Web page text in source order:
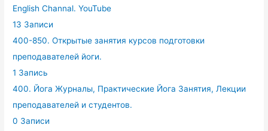
English Channal. YouTube
13 Записи
400-850. Открытые занятия курсов подготовки
преподавателей йоги.
1 Запись
400. Йога Журналы, Практические Йога Занятия, Лекции
преподавателей и студентов.
0 Записи